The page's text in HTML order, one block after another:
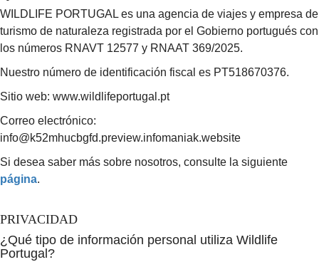
WILDLIFE PORTUGAL es una agencia de viajes y empresa de
turismo de naturaleza registrada por el Gobierno portugués con
los números RNAVT 12577 y RNAAT 369/2025.
Nuestro número de identificación fiscal es PT518670376.
Sitio web: www.wildlifeportugal.pt
Correo electrónico:
info@k52mhucbgfd.preview.infomaniak.website
Si desea saber más sobre nosotros, consulte la siguiente
página.
PRIVACIDAD
¿Qué tipo de información personal utiliza Wildlife
Portugal?